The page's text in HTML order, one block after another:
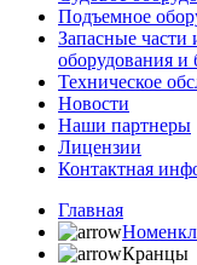
Подъемное
Запасные
оборудования
Техническое
Новости
Наши партнеры
Лицензии
Контактная
Главная
Кранцы